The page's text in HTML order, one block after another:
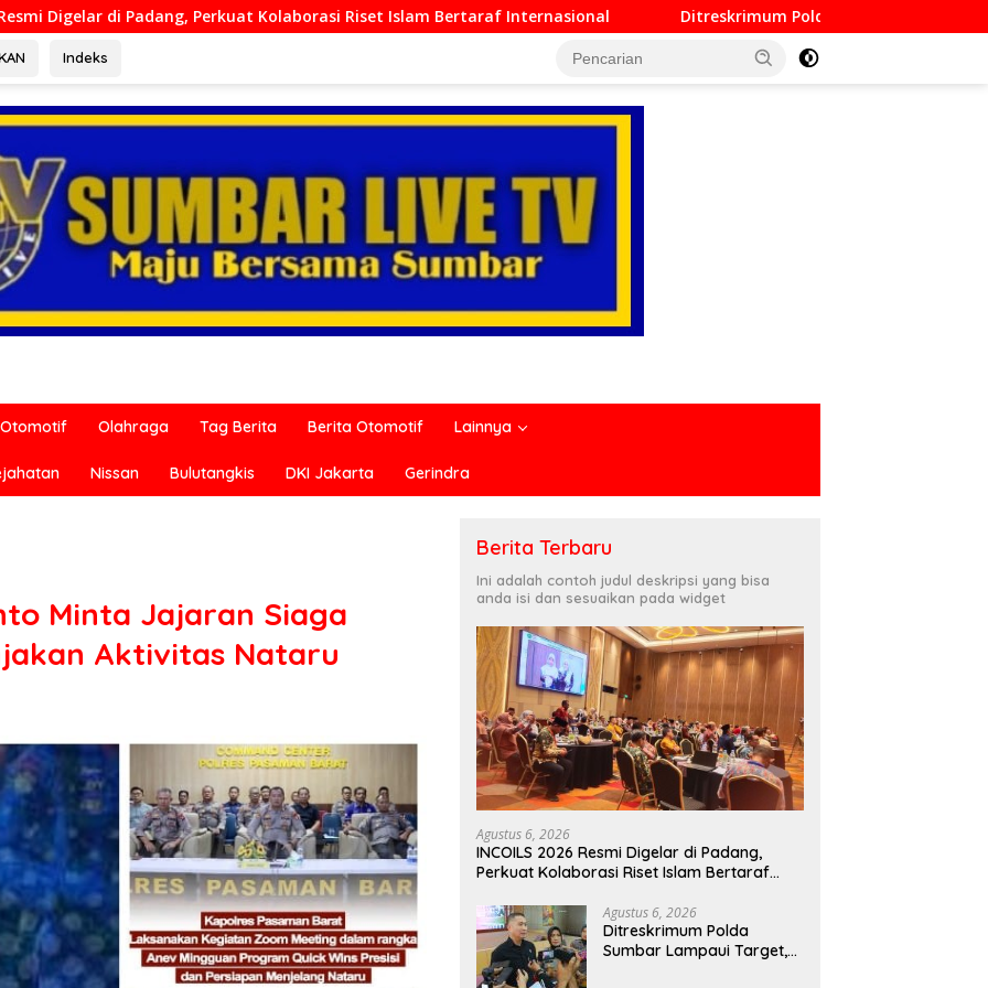
Kolaborasi Riset Islam Bertaraf Internasional Ditreskrimum Polda Sumbar Lampaui Target, Operasi Pekat dan
Indeks
Otomotif Olahraga Tag Berita Berita Otomotif Lainnya
Nissan Bulutangkis DKI Jakarta Gerindra
Minta Jajaran Siaga
Aktivitas Nataru
Berita Terbaru
Ini adalah contoh judul deskripsi yang bisa
anda isi dan sesuaikan pada widget
Agustus 6, 2026
INCOILS 2026 Resmi Digelar di Padang,
Perkuat Kolaborasi Riset Islam Bertaraf
Agustus 6, 2026
Ditreskrimum Polda
Sumbar Lampaui Target,